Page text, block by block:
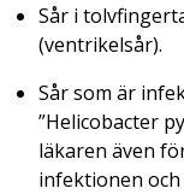
Sår i
(ventrikelsår).
Sår som är
”Helicobacter
läkaren även
infektionen